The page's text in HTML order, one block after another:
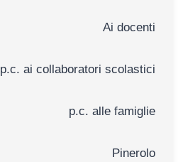
Ai docenti
p.c. ai collaboratori scolastici
p.c. alle famiglie
Pinerolo